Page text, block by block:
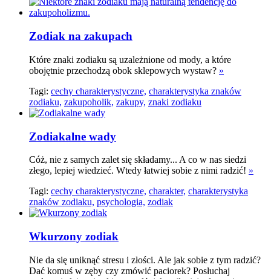
Zodiak na zakupach
Które znaki zodiaku są uzależnione od mody, a które
obojętnie przechodzą obok sklepowych wystaw? »
Tagi: cechy charakterystyczne, charakterystyka znaków
zodiaku, zakupoholik, zakupy, znaki zodiaku
Zodiakalne wady
Cóż, nie z samych zalet się składamy... A co w nas siedzi
złego, lepiej wiedzieć. Wtedy łatwiej sobie z nimi radzić! »
Tagi: cechy charakterystyczne, charakter, charakterystyka
znaków zodiaku, psychologia, zodiak
Wkurzony zodiak
Nie da się uniknąć stresu i złości. Ale jak sobie z tym radzić?
Dać komuś w zęby czy zmówić paciorek? Posłuchaj